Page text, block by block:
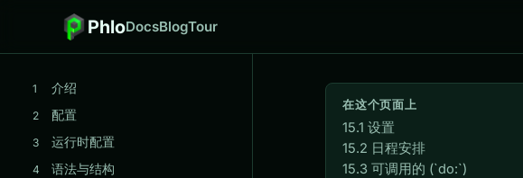
PhloDocsBlogTour
1 介绍
2 配置
3 运行时配置
4 语法与结构
在这个页面上
15.1 设置
15.2 日程安排
15.3 可调用的 (`do:`)